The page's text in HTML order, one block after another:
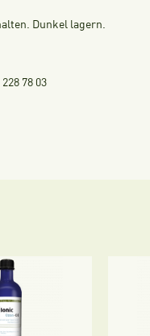
Dunkel lagern.
78 03